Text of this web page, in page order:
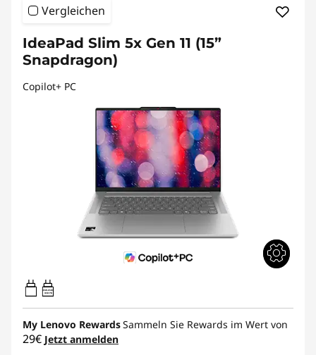
Vergleichen
IdeaPad Slim 5x Gen 11 (15”
Snapdragon)
Copilot+ PC
45W-65W
USB PD
My Lenovo RewardsSammeln Sie Rewards im Wert von
29€ Jetzt anmelden